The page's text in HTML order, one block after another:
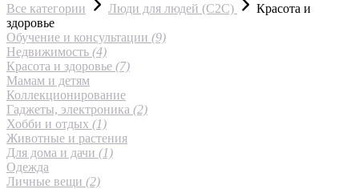
Все категории Люди для людей (С2С)
Красота и
здоровье
Обучение и консультации (9)
Недвижимость (4)
Красота и здоровье (7)
Мамам и детям
Коллекционирование
Гаджеты, электроника (2)
Хобби и отдых (1)
Животные и растения
Для дома и дачи (1)
Одежда
Личные вещи (2)